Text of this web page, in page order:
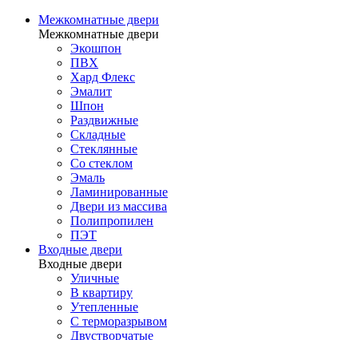
Межкомнатные двери
Межкомнатные двери
Экошпон
ПВХ
Хард Флекс
Эмалит
Шпон
Раздвижные
Складные
Стеклянные
Со стеклом
Эмаль
Ламинированные
Двери из массива
Полипропилен
ПЭТ
Входные двери
Входные двери
Уличные
В квартиру
Утепленные
С терморазрывом
Двустворчатые